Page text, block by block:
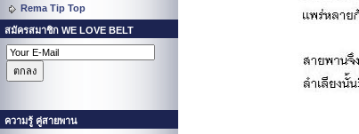
Rema Tip Top
สมัครสมาชิก WE LOVE BELT
ความรู้ คู่สายพาน